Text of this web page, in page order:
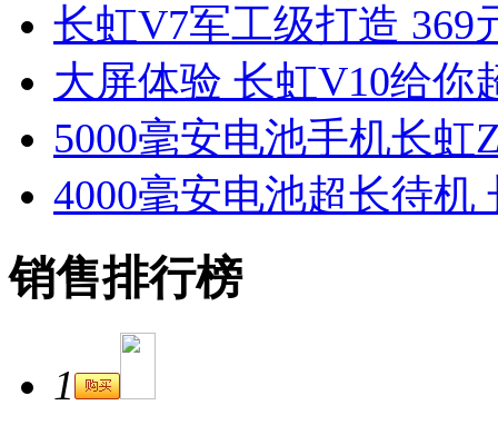
长虹V7军工级打造 369
大屏体验 长虹V10给你
5000毫安电池手机长虹
4000毫安电池超长待机
销售排行榜
1